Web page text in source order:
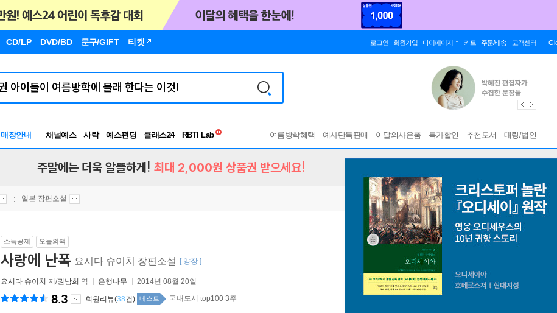
CD/LP DVD/BD 문구/GIFT 티켓 로그인 회원가입 마이페이지 카트 주문/배송 고객센터
매장안내 채널예스 사락 예스펀딩 클래스24
독서유형검사
여름방학혜택 예사단독판매 이달의사은품 특가할인 추천도서 대량/법인
주말에는 더욱 알뜰하게! 최대 2,000원 상품권 받으세요!
일본 장편소설
소득공제 오늘의책
사랑에 난폭 요시다 슈이치 장편소설 [ 양장 ]
요시다 슈이치 저/권남희 역 은행나무 2014년 08월 20일
8.3 회원리뷰(38건) 베스트 국내도서 top100 3주